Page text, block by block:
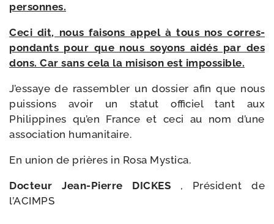
personnes.
Ceci dit, nous fai­sons appel à tous nos cor­res­
pon­dants pour que nous soyons aidés par des
dons. Car sans cela la misi­son est impos­sible.
J’essaye de ras­sem­bler un dos­sier afin que nous
puis­sions avoir un sta­tut offi­ciel tant aux
Philippines qu’en France et ceci au nom d’une
asso­cia­tion humanitaire.
En union de prières in Rosa Mystica.
Docteur Jean-​Pierre DICKES , Président de
l’ACIMPS